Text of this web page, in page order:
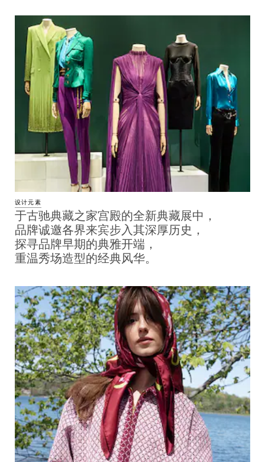
设计元素
于古驰典藏之家宫殿的全新典藏展中，
品牌诚邀各界来宾步入其深厚历史，
探寻品牌早期的典雅开端，
重温秀场造型的经典风华。